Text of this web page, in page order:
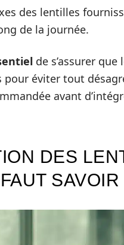
des lentilles
de la journée.
de s’assurer
pour éviter tout
avant
DES
SAVOIR